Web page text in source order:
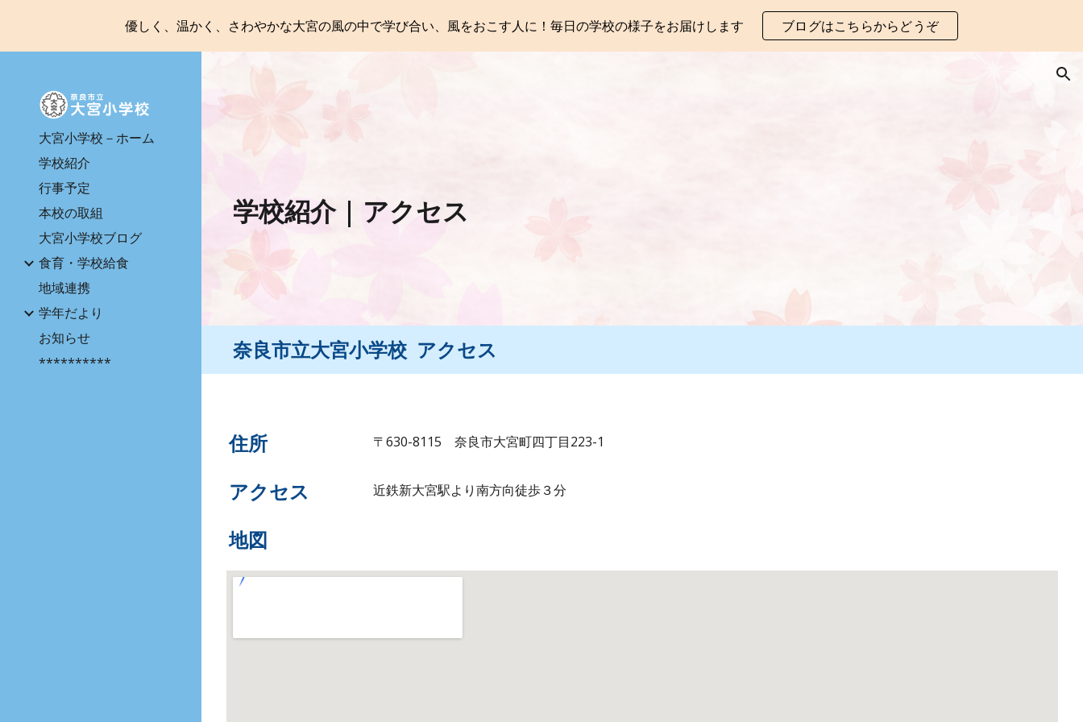
Skip to main content Skip to navigation
優しく、温かく、さわやかな大宮の風の中で学び合い、風をおこす人に！毎日の学校の様子をお届けします ブログはこちらからどうぞ
大宮小学校－ホーム
学校紹介
行事予定
本校の取組
大宮小学校ブログ
食育・学校給食
地域連携
学年だより
お知らせ
**********
学校紹介| アクセス
奈良市立大宮小学校 アクセス
住所 〒630-8115 奈良市大宮町四丁目223-1
アクセス 近鉄新大宮駅より南方向徒歩３分
地図